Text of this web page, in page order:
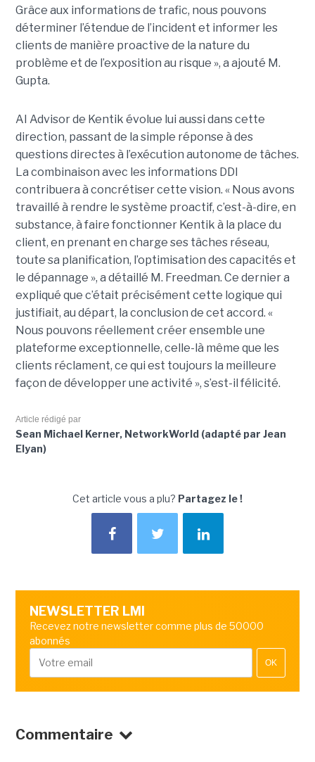
Grâce aux informations de trafic, nous pouvons
déterminer l’étendue de l’incident et informer les
clients de manière proactive de la nature du
problème et de l’exposition au risque », a ajouté M.
Gupta.
AI Advisor de Kentik évolue lui aussi dans cette
direction, passant de la simple réponse à des
questions directes à l’exécution autonome de tâches.
La combinaison avec les informations DDI
contribuera à concrétiser cette vision. « Nous avons
travaillé à rendre le système proactif, c’est-à-dire, en
substance, à faire fonctionner Kentik à la place du
client, en prenant en charge ses tâches réseau,
toute sa planification, l’optimisation des capacités et
le dépannage », a détaillé M. Freedman. Ce dernier a
expliqué que c’était précisément cette logique qui
justifiait, au départ, la conclusion de cet accord. «
Nous pouvons réellement créer ensemble une
plateforme exceptionnelle, celle-là même que les
clients réclament, ce qui est toujours la meilleure
façon de développer une activité », s’est-il félicité.
Article rédigé par
Sean Michael Kerner, NetworkWorld (adapté par Jean
Elyan)
Cet article vous a plu? Partagez le !
NEWSLETTER LMI
Recevez notre newsletter comme plus de 50000
abonnés
OK
Commentaire